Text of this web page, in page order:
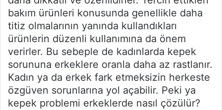
bakım ürünleri konusunda genellikle daha
titiz olmalarının yanında kullandıkları
ürünlerin düzenli kullanımına da önem
verirler. Bu sebeple de kadınlarda kepek
sorununa erkeklere oranla daha az rastlanır.
Kadın ya da erkek fark etmeksizin herkeste
özgüven sorunlarına yol açabilir. Peki ya
kepek problemi erkeklerde nasıl çözülür?